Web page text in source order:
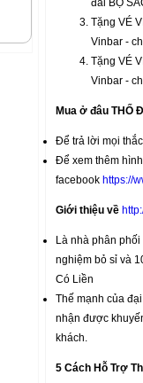
đãi BỘ
Tặng VÉ
Vinbar -
Tặng VÉ
Vinbar -
Mua ở đâu THỐ
Để trả lời mọi
Để xem thêm
facebook https://
Giới thiệu về
Là nhà phân
nghiệm bỏ sỉ và
Có Liền
Thế mạnh của
nhận được
khách.
5 Cách Hỗ Trợ